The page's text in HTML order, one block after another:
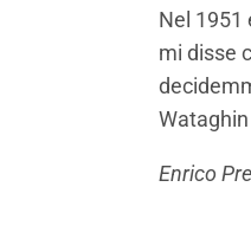
Nel 1951
mi disse
Enrico